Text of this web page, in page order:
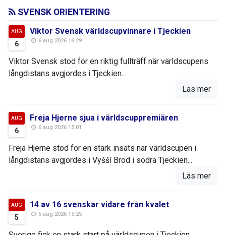
SVENSK ORIENTERING
AUG
6
Viktor Svensk världscupvinnare i Tjeckien
6 aug 2026 16:29
Viktor Svensk stod för en riktig fullträff när världscupens
långdistans avgjordes i Tjeckien...
Läs mer
AUG
6
Freja Hjerne sjua i världscuppremiären
6 aug 2026 15:01
Freja Hjerne stod för en stark insats när världscupen i
långdistans avgjordes i Vyšší Brod i södra Tjeckien...
Läs mer
AUG
5
14 av 16 svenskar vidare från kvalet
5 aug 2026 15:25